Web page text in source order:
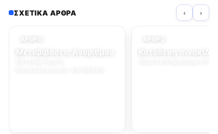
ΣΧΕΤΙΚΆ ΆΡΘΡΑ ‹ ›
ΆΡΘΡΟ
Μεταβιβάσεις Ανάριθμου
ΆΡΘΡΟ
Κατάθεση